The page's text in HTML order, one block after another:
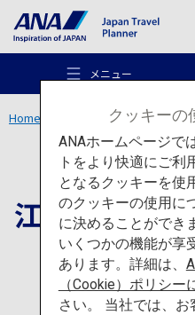
メニュー
おすすめの旅
旅のアイデア
Home 関東エリア 江戸ワンダ
体験
江戸ワンダ
クッキーの
ANAホームページで
トをより快適にご利
となるクッキーを使
のクッキーの使用に
に決めることができ
いくつかの機能が享
あります。詳細は、
（Cookie）ポリシー
さい。 当社では、